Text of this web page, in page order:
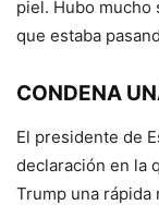
piel. Hubo mucho
que estaba
CONDENA
El presidente de
declaración en la
Trump una rápida